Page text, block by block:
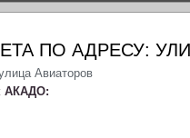
ПО АДРЕСУ:
Авиаторов
АКАДО: